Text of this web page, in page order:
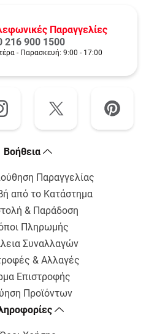
Bοήθεια
Παραγγελίας
από το Κατάστημα
& Παράδοση
Πληρωμής
Συναλλαγών
& Αλλαγές
Επιστροφής
Προϊόντων
Παραγγελίες
216 900 1500
- Παρασκευή: 9:00 - 17:00